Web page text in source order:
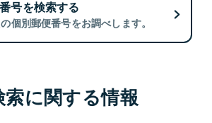
号を検索する
個別郵便番号をお調べします。
に関する情報